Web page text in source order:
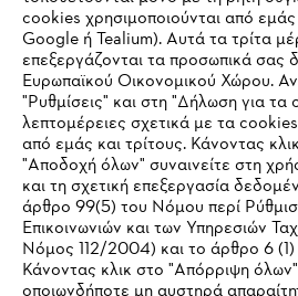
Εταιρεία
STIHL Συχνές ερωτήσεις
Service
IHR BROWSER WIRD
UNTERSTÜTZT
cookies χρησιμοποιούνται από
Google ή Tealium). Αυτά τα τρίτα
επεξεργάζονται τα προσωπικά σας
Ευρωπαϊκού Οικονομικού Χώρου.
"Ρυθμίσεις" και στη "Δήλωση για τα
λεπτομέρειες σχετικά με τα
από εμάς και τρίτους. Κάνοντας
"Αποδοχή όλων" συναινείτε στη
και τη σχετική επεξεργασία
άρθρο 99(5) του Νόμου περί
Επικοινωνιών και των Υπηρεσιών
Νόμος 112/2004) και το άρθρο 6
Κάνοντας κλικ στο "Απόρριψη